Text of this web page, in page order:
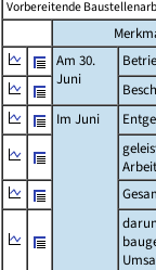
Vorbereitende
Am 30.
Juni
Im Juni